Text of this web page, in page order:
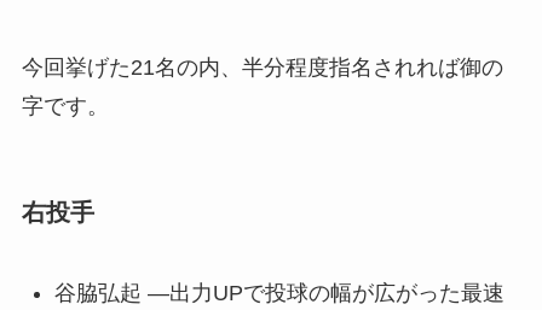
今回挙げた21名の内、半分程度指名されれば御の
字です。
右投手
谷脇弘起 —出力UPで投球の幅が広がった最速